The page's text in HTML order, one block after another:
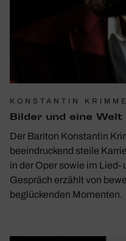
KONSTANTIN
Bilder und eine Welt
Der Bariton Konstantin
beeindruckend steile
in der Oper sowie im Lied-
Gespräch erzählt von
beglückenden Momenten.